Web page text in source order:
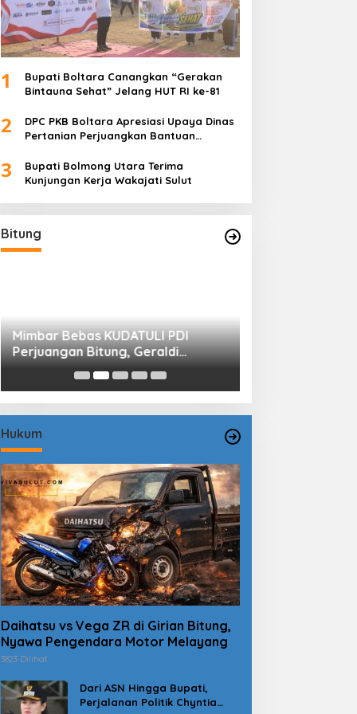
1
Bupati Boltara Canangkan “Gerakan
Bintauna Sehat” Jelang HUT RI ke-81
2
DPC PKB Boltara Apresiasi Upaya Dinas
Pertanian Perjuangkan Bantuan
3
Bupati Bolmong Utara Terima
Kunjungan Kerja Wakajati Sulut
Bitung
Mimbar Bebas KUDATULI PDI
Perjuangan Bitung, Geraldi
Mantiri: Bukan Sekedar Sejarah
Hukum
Daihatsu vs Vega ZR di Girian Bitung,
Nyawa Pengendara Motor Melayang
3823 Dilihat
Dari ASN Hingga Bupati,
Perjalanan Politik Chyntia